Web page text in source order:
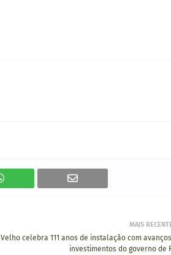
MAIS
celebra 111 anos de instalação com
investimentos do governo de